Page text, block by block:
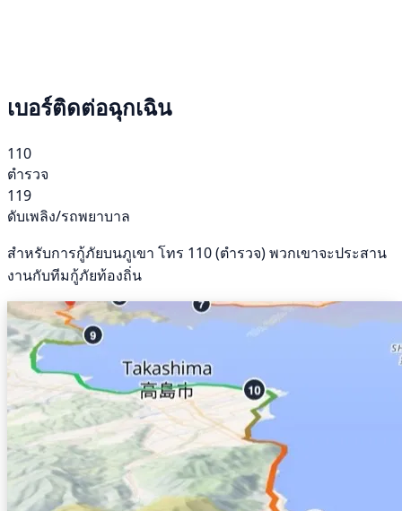
เบอร์ติดต่อฉุกเฉิน
110
ตำรวจ
119
ดับเพลิง/รถพยาบาล
สำหรับการกู้ภัยบนภูเขา โทร 110 (ตำรวจ) พวกเขาจะประสาน
งานกับทีมกู้ภัยท้องถิ่น